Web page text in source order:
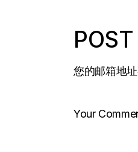
您的邮箱地址